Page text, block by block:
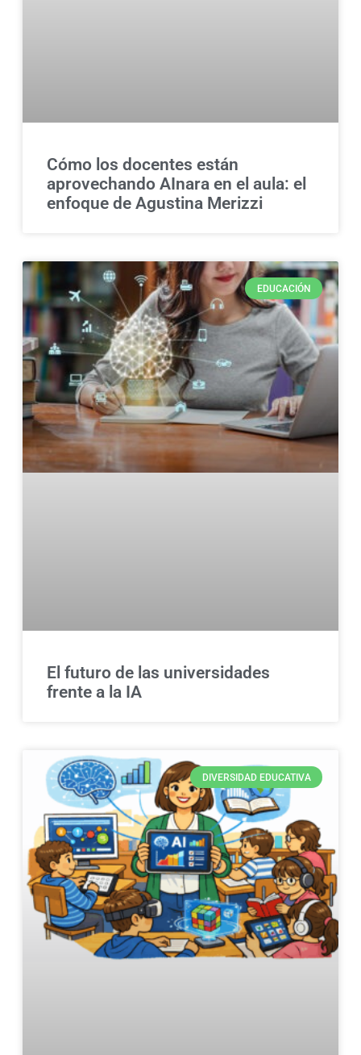
Cómo los docentes están
aprovechando AInara en el aula: el
enfoque de Agustina Merizzi
EDUCACIÓN
El futuro de las universidades
frente a la IA
DIVERSIDAD EDUCATIVA